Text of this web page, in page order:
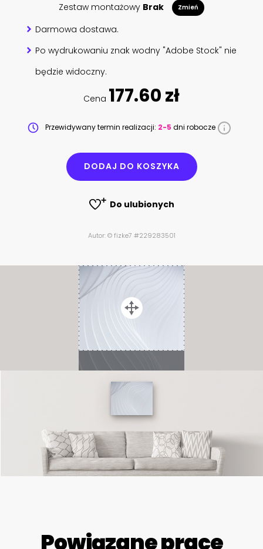
Zestaw montażowy Brak Zmień
Darmowa dostawa.
Po wydrukowaniu znak wodny "Adobe Stock" nie
będzie widoczny.
Cena 177.60 zł
Przewidywany termin realizacji: 2-5 dni robocze
DODAJ DO KOSZYKA
Do ulubionych
Autor: © fizke7 #229283501
Powiązane prace